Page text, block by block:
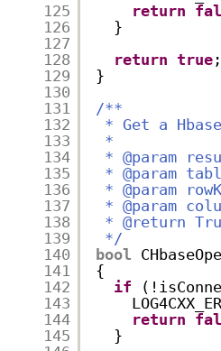
125
126
127
128
129
130
131
132
133
134
135
136
137
138
139
140
141
142
143
144
145
return
}
return true ;
}
/**
* Get a
*
* @param
* @param
* @param
* @param
* @return
*/
bool
{
if
return
}